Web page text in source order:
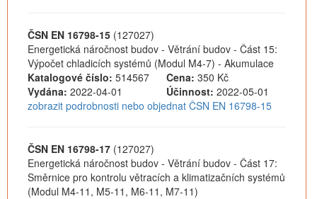
ČSN EN 16798-15 (127027)
Energetická náročnost budov - Větrání budov - Část 15:
Výpočet chladicích systémů (Modul M4-7) - Akumulace
Katalogové číslo: 514567 Cena: 350 Kč
Vydána: 2022-04-01 Účinnost: 2022-05-01
zobrazit podrobnosti nebo objednat ČSN EN 16798-15
ČSN EN 16798-17 (127027)
Energetická náročnost budov - Větrání budov - Část 17:
Směrnice pro kontrolu větracích a klimatizačních systémů
(Modul M4-11, M5-11, M6-11, M7-11)